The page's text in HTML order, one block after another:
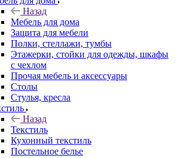
Назад
Мебель для дома
Защита для мебели
Полки, стеллажи, тумбы
Этажерки, стойки для одежды, шкафы
с чехлом
Прочая мебель и аксессуары
Столы
Стулья, кресла
Назад
Текстиль
Кухонный текстиль
Постельное белье